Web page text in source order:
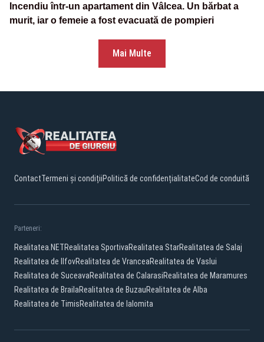
Incendiu într-un apartament din Vâlcea. Un bărbat a
murit, iar o femeie a fost evacuată de pompieri
Mai Multe
ContactTermeni și condițiiPolitică de confidențialitateCod de conduită
Parteneri:
Realitatea.NETRealitatea SportivaRealitatea StarRealitatea de Salaj
Realitatea de IlfovRealitatea de VranceaRealitatea de Vaslui
Realitatea de SuceavaRealitatea de CalarasiRealitatea de Maramures
Realitatea de BrailaRealitatea de BuzauRealitatea de Alba
Realitatea de TimisRealitatea de Ialomita